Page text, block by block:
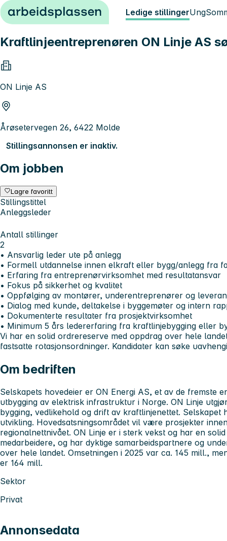
Hopp til innhold Ledige stillingerUng
Kraftlinjeentreprenøren ON Linje AS
ON Linje AS
Årøsetervegen 26, 6422 Molde
Stillingsannonsen er inaktiv.
Om jobben
Lagre favoritt
Stillingstittel
Anleggsleder
Antall stillinger
2
• Ansvarlig leder ute på anlegg
• Formell utdannelse innen elkraft eller bygg/anlegg fra
• Erfaring fra entreprenørvirksomhet med resultatansvar
• Fokus på sikkerhet og kvalitet
• Oppfølging av montører, underentreprenører og
• Dialog med kunde, deltakelse i byggemøter og intern
• Dokumenterte resultater fra prosjektvirksomhet
• Minimum 5 års ledererfaring fra kraftlinjebygging eller
Vi har en solid ordrereserve med oppdrag over hele
fastsatte rotasjonsordninger. Kandidater kan søke
Om bedriften
Selskapets hovedeier er ON Energi AS, et av de fremste
utbygging av elektrisk infrastruktur i Norge. ON Linje
bygging, vedlikehold og drift av kraftlinjenettet. Selskapet
utvikling. Hovedsatsningsområdet vil være prosjekter
regionalnettnivået. ON Linje er i sterk vekst og har en
medarbeidere, og har dyktige samarbeidspartnere og
over hele landet. Omsetningen i 2025 var ca. 145 mill.,
er 164 mill.
Sektor
Privat
Annonsedata